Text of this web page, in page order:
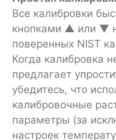
Все калибровки
кнопками ▲ или ▼
поверенных NIST
Когда калибровка
предлагает
убедитесь, что
калибровочные
параметры (за
настроек